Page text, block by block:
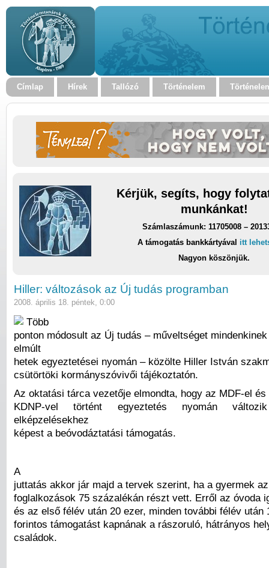
Címlap Hírek Tallózó Történelem
Kérjük, segíts, hogy
munkánkat!
Számlaszámunk: 11705008 –
A támogatás bankkártyával itt
Nagyon köszönjük.
Hiller: változások az Új tudás programban
2008. április 18. péntek, 0:00
Több
ponton módosult az Új tudás – műveltséget
elmúlt
hetek egyeztetései nyomán – közölte Hiller István
csütörtöki kormányszóvivői tájékoztatón.
Az oktatási tárca vezetője elmondta, hogy az MDF-el és
KDNP-vel történt egyeztetés nyomán
elképzelésekhez
képest a beóvodáztatási támogatás.
A
juttatás akkor jár majd a tervek szerint, ha a gyermek
foglalkozások 75 százalékán részt vett. Erről az óvoda
és az első félév után 20 ezer, minden további félév után
forintos támogatást kapnának a rászoruló, hátrányos
családok.